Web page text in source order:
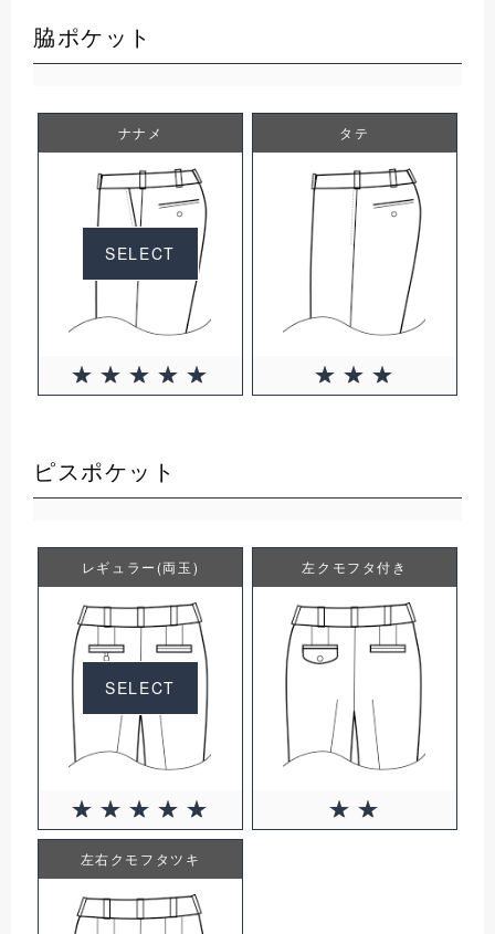
脇ポケット
ナナメ
SELECT
タテ
ピスポケット
レギュラー(両玉)
SELECT
左クモフタ付き
左右クモフタツキ